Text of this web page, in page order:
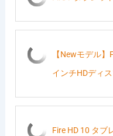
【Newモデル
インチHDディ
Fire HD 10 タブ